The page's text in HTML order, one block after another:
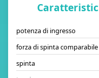
potenza di ingresso
forza di spinta comparabile
spinta